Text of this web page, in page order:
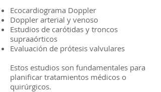
Ecocardiograma Doppler
Doppler arterial y venoso
Estudios de carótidas y troncos
supraaórticos
Evaluación de prótesis valvulares
Estos estudios son fundamentales para
planificar tratamientos médicos o
quirúrgicos.